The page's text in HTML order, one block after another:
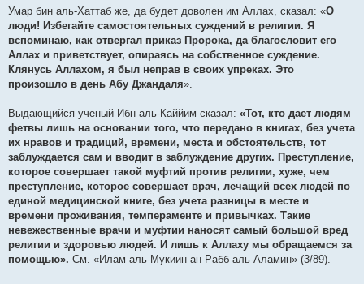
Умар бин аль-Хаттаб же, да будет доволен им Аллах, сказал: «О
люди! Избегайте самостоятельных суждений в религии. Я
вспоминаю, как отвергал приказ Пророка, да благословит его
Аллах и приветствует, опираясь на собственное суждение.
Клянусь Аллахом, я был неправ в своих упреках. Это
произошло в день Абу Джандаля».
Выдающийся ученый Ибн аль-Каййим сказал: «Тот, кто дает людям
фетвы лишь на основании того, что передано в книгах, без учета
их нравов и традиций, времени, места и обстоятельств, тот
заблуждается сам и вводит в заблуждение других. Преступление,
которое совершает такой муфтий против религии, хуже, чем
преступление, которое совершает врач, лечащий всех людей по
единой медицинской книге, без учета разницы в месте и
времени проживания, темпераменте и привычках. Такие
невежественные врачи и муфтии наносят самый большой вред
религии и здоровью людей. И лишь к Аллаху мы обращаемся за
помощью». См. «Илам аль-Мукиин ан Рабб аль-Аламин» (3/89).